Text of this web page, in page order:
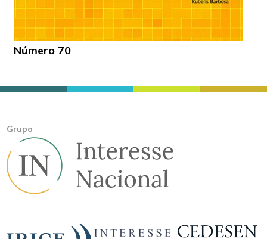
Número 70
Grupo